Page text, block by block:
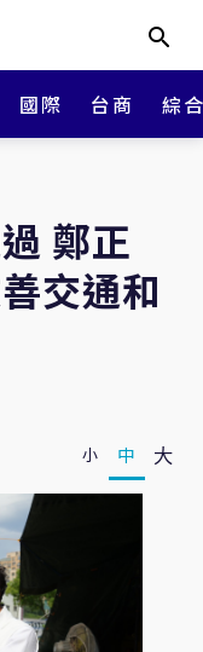
國際 台商 綜
鄭正
交通和
小 中 大